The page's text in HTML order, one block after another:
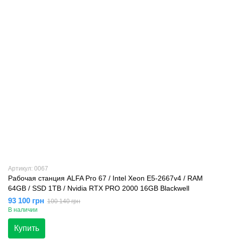
Артикул: 0067
Рабочая станция ALFA Pro 67 / Intel Xeon E5-2667v4 / RAM
64GB / SSD 1TB / Nvidia RTX PRO 2000 16GB Blackwell
93 100 грн 100 140 грн
В наличии
Купить